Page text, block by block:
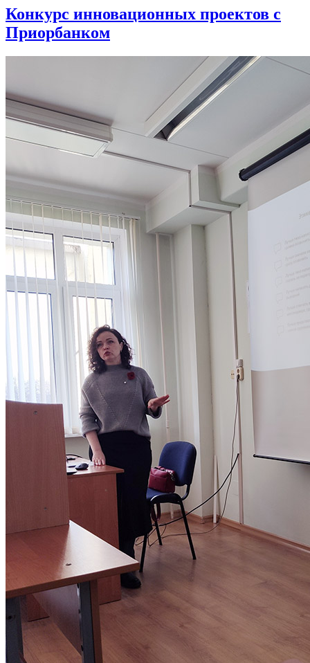
Конкурс инновационных проектов с
Приорбанком